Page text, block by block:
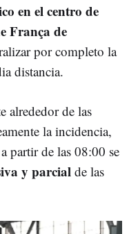
en el centro de
França de
por completo la
distancia.
alrededor de las
la incidencia,
partir de las 08:00 se
y parcial de las